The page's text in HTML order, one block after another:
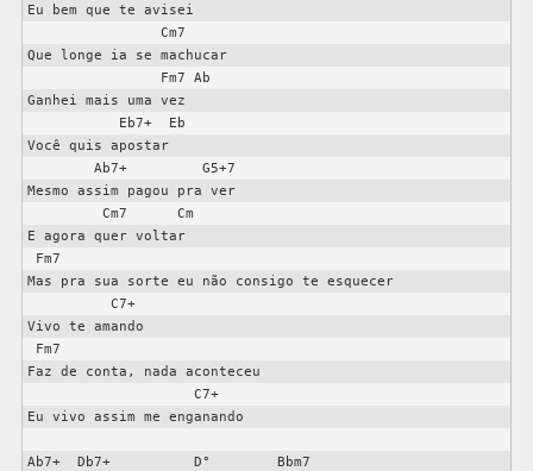
Eu bem que te avisei
Que longe ia se machucar
Ganhei mais uma vez
Você quis apostar
Mesmo assim pagou pra ver
E agora quer voltar
Mas pra sua sorte eu não consigo te esquecer
Vivo te amando
Faz de conta, nada aconteceu
Eu vivo assim me enganando
Ab7+  Db7+          D°        Bbm7